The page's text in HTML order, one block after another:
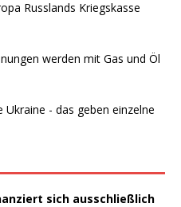
sich ausschließlich